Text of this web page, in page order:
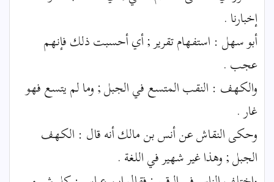
إخبارنا .
أبو سهل : استفهام تقرير ; أي أحسبت ذلك فإنهم
عجب .
والكهف : النقب المتسع في الجبل ; وما لم يتسع فهو
غار .
وحكى النقاش عن أنس بن مالك أنه قال : الكهف
الجبل ; وهذا غير شهير في اللغة .